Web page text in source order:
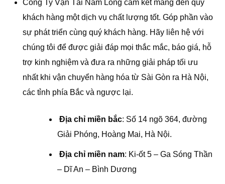
Công Ty Vận Tải Nam Long cam kết mang đến quý
khách hàng một dịch vụ chất lượng tốt. Góp phần vào
sự phát triển cùng quý khách hàng. Hãy liên hệ với
chúng tôi để được giải đáp mọi thắc mắc, báo giá, hỗ
trợ kinh nghiệm và đưa ra những giải pháp tối ưu
nhất khi vận chuyển hàng hóa từ Sài Gòn ra Hà Nội,
các tỉnh phía Bắc và ngược lại.
Địa chỉ miền bắc: Số 14 ngõ 364, đường
Giải Phóng, Hoàng Mai, Hà Nội.
Địa chỉ miền nam: Ki-ốt 5 – Ga Sóng Thần
– Dĩ An – Bình Dương